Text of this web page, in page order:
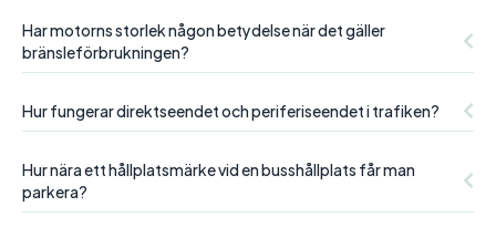
Har motorns storlek någon betydelse när det gäller
bränsleförbrukningen?
Hur fungerar direktseendet och periferiseendet i trafiken?
Hur nära ett hållplatsmärke vid en busshållplats får man
parkera?